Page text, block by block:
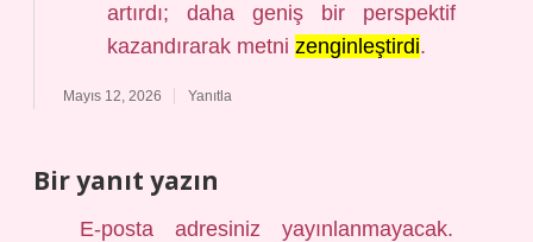
artırdı; daha geniş bir perspektif
kazandırarak metni zenginleştirdi.
Mayıs 12, 2026 Yanıtla
Bir yanıt yazın
E-posta adresiniz yayınlanmayacak.